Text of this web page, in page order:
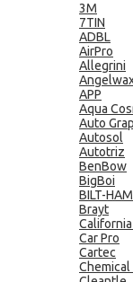
3M
7TIN
ADBL
AirPro
Allegrini
APP
Aqua
Auto
Autosol
Autotriz
BenBow
BigBoi
BILT-
Brayt
Car Pro
Cartec
Chemical